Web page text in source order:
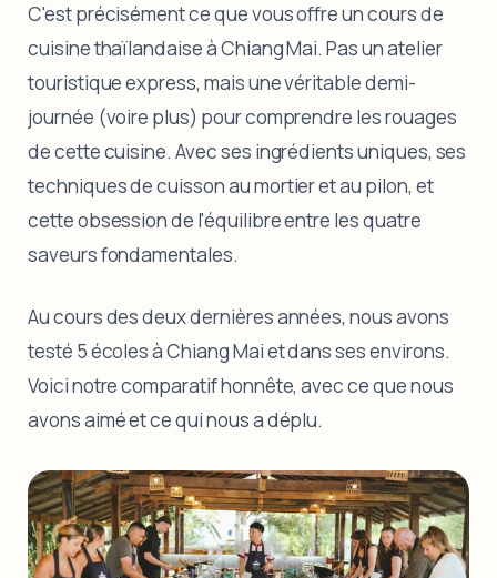
C'est précisément ce que vous offre un cours de
cuisine thaïlandaise à Chiang Mai. Pas un atelier
touristique express, mais une véritable demi-
journée (voire plus) pour comprendre les rouages
de cette cuisine. Avec ses ingrédients uniques, ses
techniques de cuisson au mortier et au pilon, et
cette obsession de l'équilibre entre les quatre
saveurs fondamentales.
Au cours des deux dernières années, nous avons
testé 5 écoles à Chiang Mai et dans ses environs.
Voici notre comparatif honnête, avec ce que nous
avons aimé et ce qui nous a déplu.